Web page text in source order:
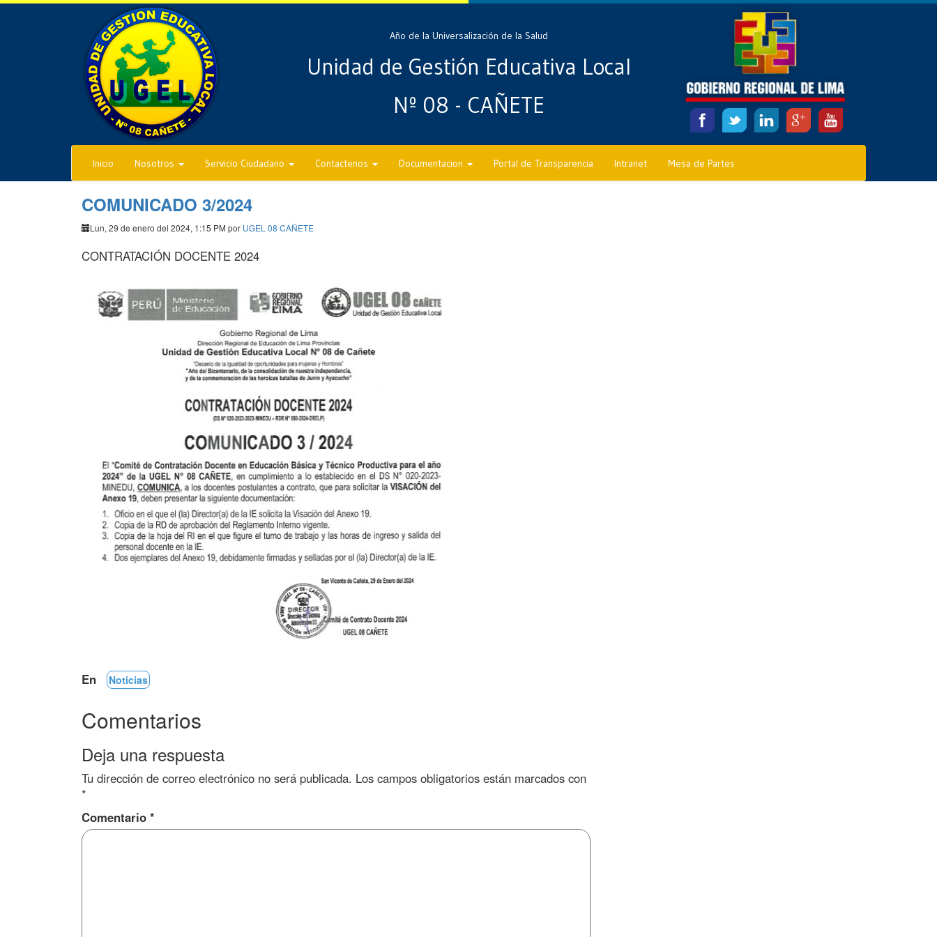
Año de la Universalización de la Salud
Unidad de Gestión Educativa Local
Nº 08 - CAÑETE
Inicio Nosotros Servicio Ciudadano Contactenos Documentacion Portal de Transparencia Intranet Mesa de Partes
COMUNICADO 3/2024
Lun, 29 de enero del 2024, 1:15 PM por UGEL 08 CAÑETE
CONTRATACIÓN DOCENTE 2024
En Noticias
Comentarios
Deja una respuesta
Tu dirección de correo electrónico no será publicada. Los campos obligatorios están marcados con
*
Comentario *